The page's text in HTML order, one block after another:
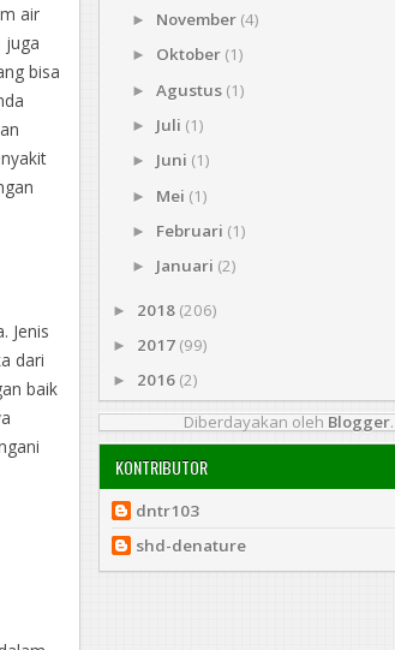
air
juga
bisa
Jenis
dari
baik
► November (4)
► Oktober (1)
► Agustus (1)
► Juli (1)
► Juni (1)
► Mei (1)
► Februari (1)
► Januari (2)
► 2018 (206)
► 2017 (99)
► 2016 (2)
Diberdayakan olehBlogger.
KONTRIBUTOR
dntr103
shd-denature